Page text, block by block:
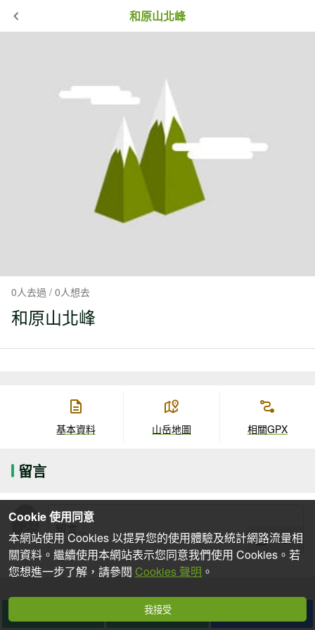
和原山北峰
0人去過 / 0人想去
和原山北峰
基本資料 山岳地圖 相關GPX
留言
去過
Cookie 使用同意
本網站使用 Cookies 以提昇您的使用體驗及統計網路流量相
關資料。繼續使用本網站表示您同意我們使用 Cookies。若
您想進一步了解，請參閱 Cookies 聲明 。
我接受